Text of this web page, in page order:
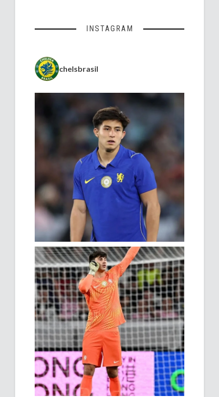
INSTAGRAM
chelsbrasil